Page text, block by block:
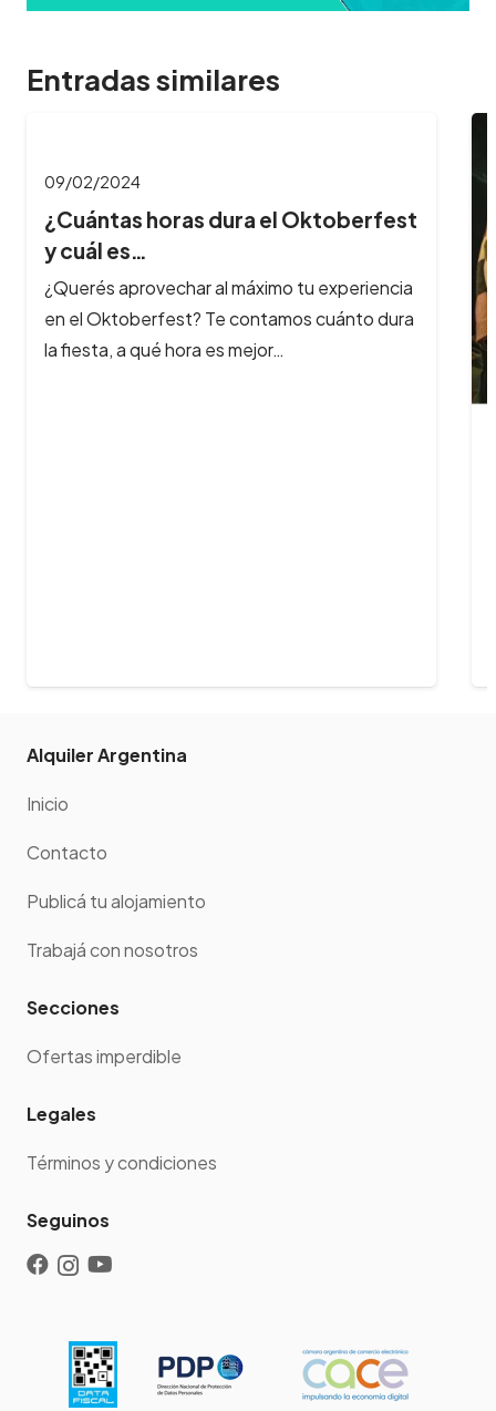
Entradas similares
09/02/2024
¿Cuántas horas dura el Oktoberfest
y cuál es…
¿Querés aprovechar al máximo tu experiencia
en el Oktoberfest? Te contamos cuánto dura
la fiesta, a qué hora es mejor…
Alquiler Argentina
Inicio
Contacto
Publicá tu alojamiento
Trabajá con nosotros
Secciones
Ofertas imperdible
Legales
Términos y condiciones
Seguinos